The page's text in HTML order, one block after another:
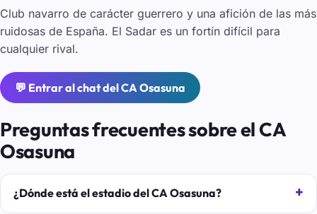
Club navarro de carácter guerrero y una afición de las más
ruidosas de España. El Sadar es un fortín difícil para
cualquier rival.
💬 Entrar al chat del CA Osasuna
Preguntas frecuentes sobre el CA
Osasuna
¿Dónde está el estadio del CA Osasuna?